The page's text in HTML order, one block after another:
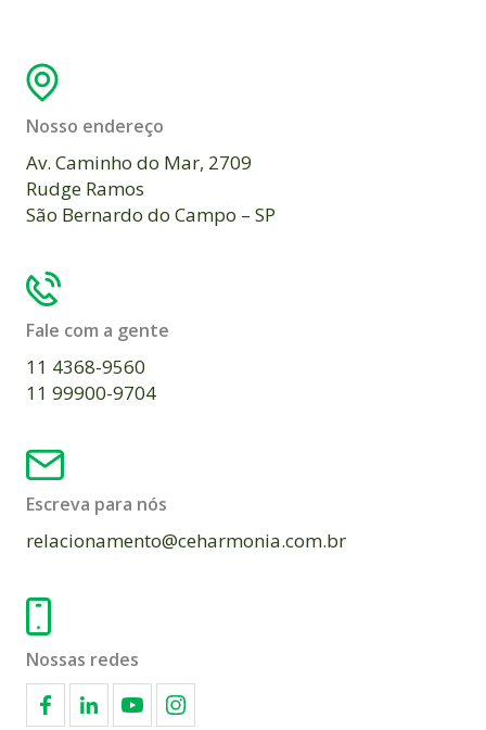
Nosso endereço
Av. Caminho do Mar, 2709
Rudge Ramos
São Bernardo do Campo – SP
Fale com a gente
11 4368-9560
11 99900-9704
Escreva para nós
relacionamento@ceharmonia.com.br
Nossas redes